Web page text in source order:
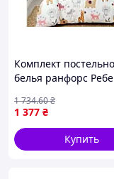
Комплект
белья ранфорс
1 377 ₴
1 734.60₴
Купить